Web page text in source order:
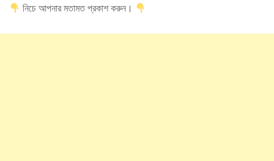
নিচে আপনার মতামত প্রকাশ করুন।